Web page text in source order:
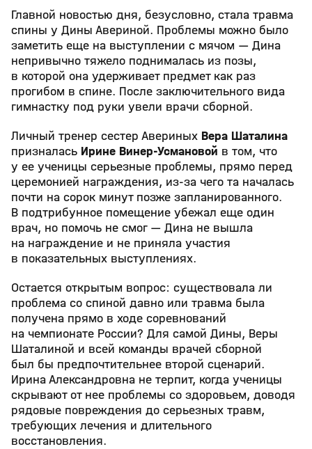
Главной новостью дня, безусловно, стала травма
спины у Дины Авериной. Проблемы можно было
заметить еще на выступлении с мячом — Дина
непривычно тяжело поднималась из позы,
в которой она удерживает предмет как раз
прогибом в спине. После заключительного вида
гимнастку под руки увели врачи сборной.
Личный тренер сестер Авериных Вера Шаталина
призналась Ирине Винер-Усмановой в том, что
у ее ученицы серьезные проблемы, прямо перед
церемонией награждения, из-за чего та началась
почти на сорок минут позже запланированного.
В подтрибунное помещение убежал еще один
врач, но помочь не смог — Дина не вышла
на награждение и не приняла участия
в показательных выступлениях.
Остается открытым вопрос: существовала ли
проблема со спиной давно или травма была
получена прямо в ходе соревнований
на чемпионате России? Для самой Дины, Веры
Шаталиной и всей команды врачей сборной
был бы предпочтительнее второй сценарий.
Ирина Александровна не терпит, когда ученицы
скрывают от нее проблемы со здоровьем, доводя
рядовые повреждения до серьезных травм,
требующих лечения и длительного
восстановления.